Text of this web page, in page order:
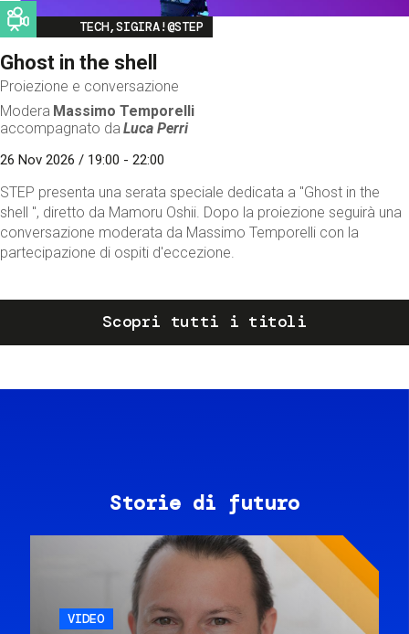
Image
TECH,SIGIRA!@STEP
Ghost in the shell
Proiezione e conversazione
Modera Massimo Temporelli
accompagnato da Luca Perri
26 Nov 2026 / 19:00 - 22:00
STEP presenta una serata speciale dedicata a "Ghost in the
shell ", diretto da Mamoru Oshii. Dopo la proiezione seguirà una
conversazione moderata da Massimo Temporelli con la
partecipazione di ospiti d'eccezione.
Scopri tutti i titoli
Storie di futuro
VIDEO